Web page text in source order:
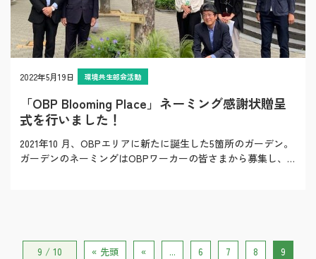
2022年5月19日 環境共生部会活動
「OBP Blooming Place」ネーミング感謝状贈呈
式を行いました！
2021年10 月、OBPエリアに新たに誕生した5箇所のガーデン。
ガーデンのネーミングはOBPワーカーの皆さまから募集し、
9 / 10 « 先頭 « ... 6 7 8
9